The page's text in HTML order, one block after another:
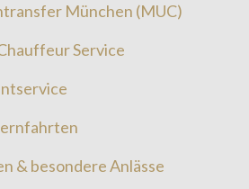
München (MUC)
Service
& besondere Anlässe